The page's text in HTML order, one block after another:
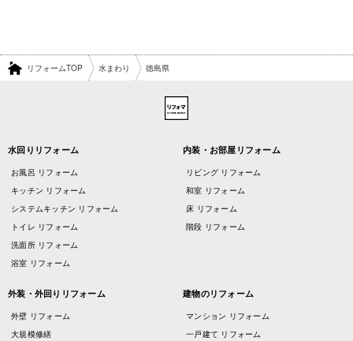
リフォームTOP 水まわり 徳島県
水回りリフォーム
お風呂 リフォーム
キッチン リフォーム
システムキッチン リフォーム
トイレ リフォーム
洗面所 リフォーム
浴室 リフォーム
内装・お部屋リフォーム
リビング リフォーム
和室 リフォーム
床 リフォーム
階段 リフォーム
外装・外回りリフォーム
外壁 リフォーム
大規模修繕
建物のリフォーム
マンション リフォーム
一戸建て リフォーム